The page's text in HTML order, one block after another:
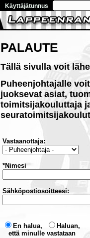
Käyttäjätunnus
PALAUTE
Tällä sivulla voit
Puheenjohtajalle
juoksevat asiat,
toimitsijakouluttaja
Vastaanottaja:
*Nimesi
Sähköpostiosoitteesi:
En halua,
Haluan,
että minulle vastataan